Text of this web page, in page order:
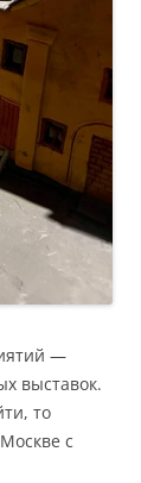
—
выставок.
то
с